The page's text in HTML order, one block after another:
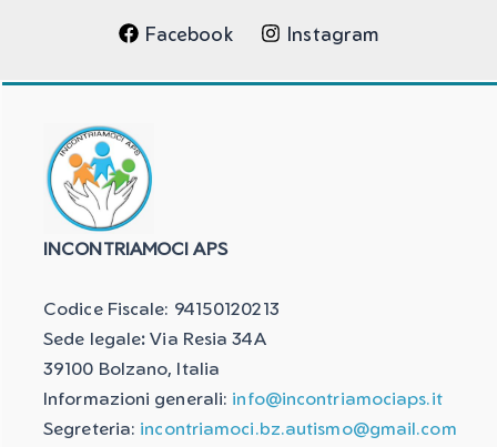
Facebook Instagram
INCONTRIAMOCI APS
Codice Fiscale: 94150120213
Sede legale: Via Resia 34A
39100 Bolzano, Italia
Informazioni generali: info@incontriamociaps.it
Segreteria: incontriamoci.bz.autismo@gmail.com